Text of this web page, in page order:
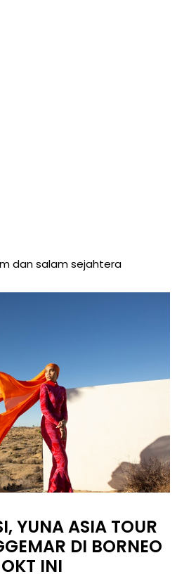
dan salam sejahtera
YUNA ASIA TOUR
DI BORNEO
INI